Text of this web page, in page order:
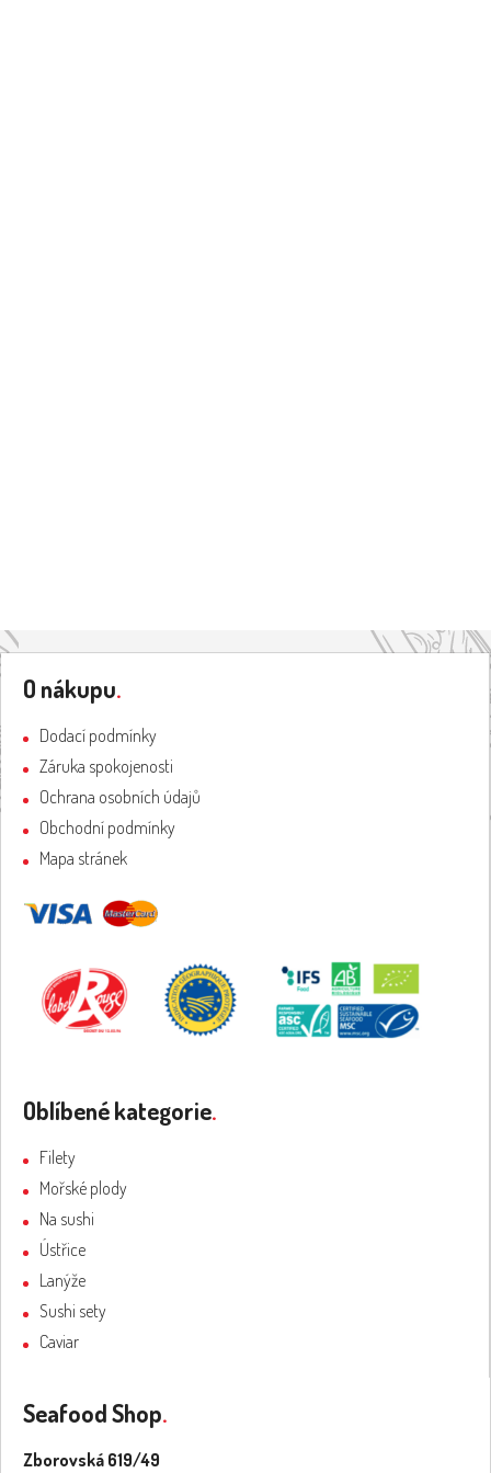
Z
a
t
í
O nákupu.
Dodací podmínky
Záruka spokojenosti
Ochrana osobních údajů
Obchodní podmínky
Mapa stránek
Oblíbené kategorie.
Filety
Mořské plody
Na sushi
Ústřice
Lanýže
Sushi sety
Caviar
Seafood Shop.
Zborovská 619/49